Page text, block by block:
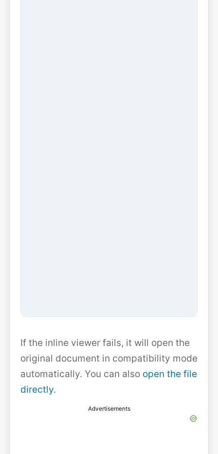
If the inline viewer fails, it will open the
original document in compatibility mode
automatically. You can also open the file
directly.
Advertisements